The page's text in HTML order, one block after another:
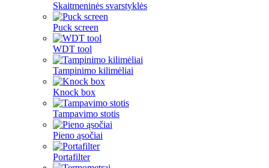
Skaitmeninės svarstyklės
Puck screen
WDT tool
Tampinimo kilimėliai
Knock box
Tampavimo stotis
Pieno ąsočiai
Portafilter